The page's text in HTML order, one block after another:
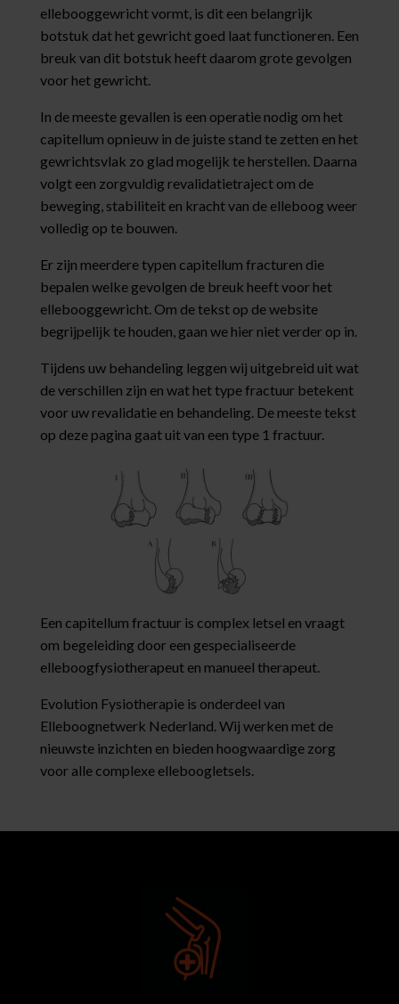
ellebooggewricht vormt, is dit een belangrijk
botstuk dat het gewricht goed laat functioneren. Een
breuk van dit botstuk heeft daarom grote gevolgen
voor het gewricht.
In de meeste gevallen is een operatie nodig om het
capitellum opnieuw in de juiste stand te zetten en het
gewrichtsvlak zo glad mogelijk te herstellen. Daarna
volgt een zorgvuldig revalidatietraject om de
beweging, stabiliteit en kracht van de elleboog weer
volledig op te bouwen.
Er zijn meerdere typen capitellum fracturen die
bepalen welke gevolgen de breuk heeft voor het
ellebooggewricht. Om de tekst op de website
begrijpelijk te houden, gaan we hier niet verder op in.
Tijdens uw behandeling leggen wij uitgebreid uit wat
de verschillen zijn en wat het type fractuur betekent
voor uw revalidatie en behandeling. De meeste tekst
op deze pagina gaat uit van een type 1 fractuur.
Een capitellum fractuur is complex letsel en vraagt
om begeleiding door een gespecialiseerde
elleboogfysiotherapeut en manueel therapeut.
Evolution Fysiotherapie is onderdeel van
Elleboognetwerk Nederland. Wij werken met de
nieuwste inzichten en bieden hoogwaardige zorg
voor alle complexe elleboogletsels.